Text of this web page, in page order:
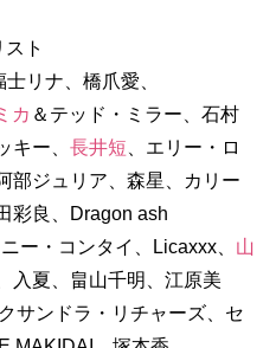
ト
リナ、橋爪愛、
カ ＆テッド・ミラー、石村
キー、 長井短 、エリー・ロ
部ジュリア、森星、カリー
彩良、Dragon ash
ー・コンタイ、Licaxxx、 山
入夏、畠山千明、江原美
サンドラ・リチャーズ、セ